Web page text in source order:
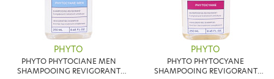
PHYTO
PHYTO PHYTOCIANE MEN
SHAMPOOING REVIGORANT
PHYTO
PHYTO PHYTOCYANE
SHAMPOOING REVIGORANT